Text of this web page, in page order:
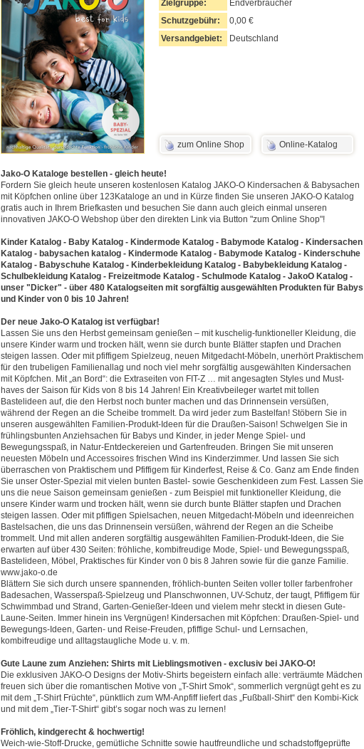
Zielgruppe:
Endverbraucher
Schutzgebühr:
0,00 €
Versandgebiet:
Deutschland
zum Online Shop Online-Katalog
Jako-O Kataloge bestellen - gleich heute!
Fordern Sie gleich heute unseren kostenlosen Katalog JAKO-O Kindersachen & Babysachen
mit Köpfchen online über 123Kataloge an und in Kürze finden Sie unseren JAKO-O Katalog
gratis auch in Ihrem Briefkasten und besuchen Sie dann auch gleich einmal unseren
innovativen JAKO-O Webshop über den direkten Link via Button "zum Online Shop"!
Kinder Katalog - Baby Katalog - Kindermode Katalog - Babymode Katalog - Kindersachen
Katalog - babysachen katalog - Kindermode Katalog - Babymode Katalog - Kinderschuhe
Katalog - Babyschuhe Katalog - Kinderbekleidung Katalog - Babybekleidung Katalog -
Schulbekleidung Katalog - Freizeitmode Katalog - Schulmode Katalog - JakoO Katalog -
unser "Dicker" - über 480 Katalogseiten mit sorgfältig ausgewählten Produkten für Babys
und Kinder von 0 bis 10 Jahren!
Der neue Jako-O Katalog ist verfügbar!
Lassen Sie uns den Herbst gemeinsam genießen – mit kuschelig-funktioneller Kleidung, die
unsere Kinder warm und trocken hält, wenn sie durch bunte Blätter stapfen und Drachen
steigen lassen. Oder mit pfiffigem Spielzeug, neuen Mitgedacht-Möbeln, unerhört Praktischem
für den trubeligen Familienallag und noch viel mehr sorgfältig ausgewählten Kindersachen
mit Köpfchen. Mit „an Bord“: die Extraseiten von FIT-Z … mit angesagten Styles und Must-
haves der Saison für Kids von 8 bis 14 Jahren! Ein Kreativbeileger wartet mit tollen
Bastelideen auf, die den Herbst noch bunter machen und das Drinnensein versüßen,
während der Regen an die Scheibe trommelt. Da wird jeder zum Bastelfan! Stöbern Sie in
unseren ausgewählten Familien-Produkt-Ideen für die Draußen-Saison! Schwelgen Sie in
frühlingsbunten Anziehsachen für Babys und Kinder, in jeder Menge Spiel- und
Bewegungsspaß, in Natur-Entdeckereien und Gartenfreuden. Bringen Sie mit unseren
neuesten Möbeln und Accessoires frischen Wind ins Kinderzimmer. Und lassen Sie sich
überraschen von Praktischem und Pfiffigem für Kinderfest, Reise & Co. Ganz am Ende finden
Sie unser Oster-Spezial mit vielen bunten Bastel- sowie Geschenkideen zum Fest. Lassen Sie
uns die neue Saison gemeinsam genießen - zum Beispiel mit funktioneller Kleidung, die
unsere Kinder warm und trocken hält, wenn sie durch bunte Blätter stapfen und Drachen
steigen lassen. Oder mit pfiffigen Spielsachen, neuen Mitgedacht-Möbeln und ideenreichen
Bastelsachen, die uns das Drinnensein versüßen, während der Regen an die Scheibe
trommelt. Und mit allen anderen sorgfältig ausgewählten Familien-Produkt-Ideen, die Sie
erwarten auf über 430 Seiten: fröhliche, kombifreudige Mode, Spiel- und Bewegungsspaß,
Bastelideen, Möbel, Praktisches für Kinder von 0 bis 8 Jahren sowie für die ganze Familie.
www.jako-o.de
Blättern Sie sich durch unsere spannenden, fröhlich-bunten Seiten voller toller farbenfroher
Badesachen, Wasserspaß-Spielzeug und Planschwonnen, UV-Schutz, der taugt, Pfiffigem für
Schwimmbad und Strand, Garten-Genießer-Ideen und vielem mehr steckt in diesen Gute-
Laune-Seiten. Immer hinein ins Vergnügen! Kindersachen mit Köpfchen: Draußen-Spiel- und
Bewegungs-Ideen, Garten- und Reise-Freuden, pfiffige Schul- und Lernsachen,
kombifreudige und alltagstaugliche Mode u. v. m.
Gute Laune zum Anziehen: Shirts mit Lieblingsmotiven - exclusiv bei JAKO-O!
Die exklusiven JAKO-O Designs der Motiv-Shirts begeistern einfach alle: verträumte Mädchen
freuen sich über die romantischen Motive von „T-Shirt Smok“, sommerlich vergnügt geht es zu
mit dem „T-Shirt Früchte“, pünktlich zum WM-Anpfiff liefert das „Fußball-Shirt“ den Kombi-Kick
und mit dem „Tier-T-Shirt“ gibt’s sogar noch was zu lernen!
Fröhlich, kindgerecht & hochwertig!
Weich-wie-Stoff-Drucke, gemütliche Schnitte sowie hautfreundliche und schadstoffgeprüfte